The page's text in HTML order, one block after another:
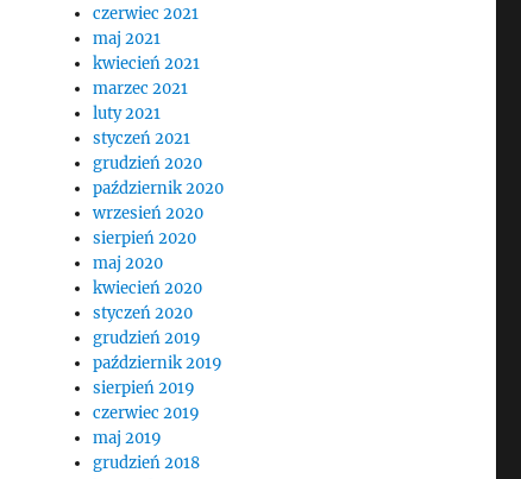
czerwiec 2021
maj 2021
kwiecień 2021
marzec 2021
luty 2021
styczeń 2021
grudzień 2020
październik 2020
wrzesień 2020
sierpień 2020
maj 2020
kwiecień 2020
styczeń 2020
grudzień 2019
październik 2019
sierpień 2019
czerwiec 2019
maj 2019
grudzień 2018